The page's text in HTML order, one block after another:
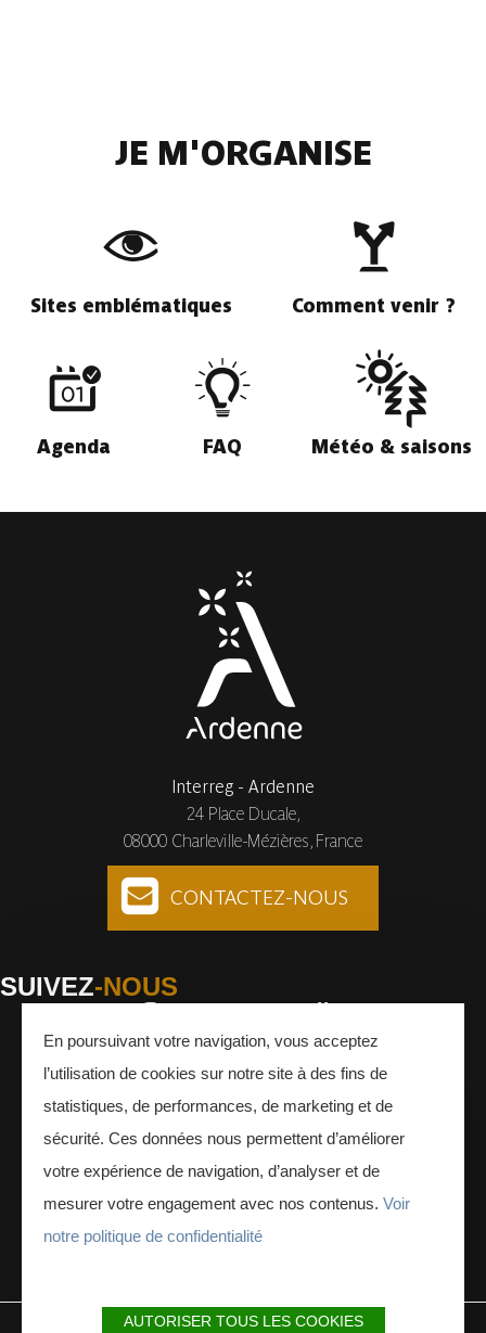
JE M'ORGANISE
Sites emblématiques Comment venir ?
Agenda FAQ Météo & saisons
Interreg - Ardenne
24 Place Ducale,
08000 Charleville-Mézières, France
CONTACTEZ-NOUS
SUIVEZ-NOUS
Facebook Instagram Youtube
En poursuivant votre navigation, vous acceptez
l’utilisation de cookies sur notre site à des fins de
statistiques, de performances, de marketing et de
sécurité. Ces données nous permettent d’améliorer
votre expérience de navigation, d’analyser et de
mesurer votre engagement avec nos contenus. Voir
notre politique de confidentialité
AUTORISER TOUS LES COOKIES